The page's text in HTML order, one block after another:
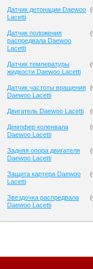
Датчик детонации Daewoo
Lacetti
(
Датчик положения
распредвала Daewoo
Lacetti
(
Датчик температуры
жидкости Daewoo Lacetti
(
Датчик частоты вращения
Daewoo Lacetti
(
Двигатель Daewoo Lacetti (
Демпфер коленвала
Daewoo Lacetti
(
Задняя опора двигателя
Daewoo Lacetti
(
Защита картера Daewoo
Lacetti
(
Звездочка распредвала
Daewoo Lacetti
(